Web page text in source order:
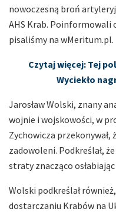
nowoczesną broń
AHS Krab.
pisaliśmy na wMeritum.pl.
Czytaj więcej: Tej
Wyciekło
Jarosław Wolski, znany
wojnie i wojskowości, w
Zychowicza przekonywał,
zadowoleni. Podkreślał,
straty znacząco
Wolski podkreślał
dostarczaniu Krabów na